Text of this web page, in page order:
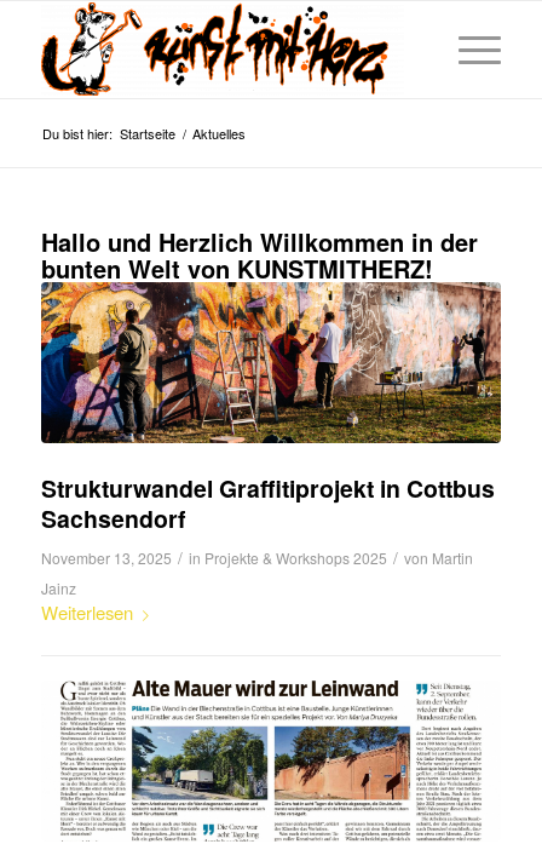
Du bist hier: Startseite / Aktuelles
Hallo und Herzlich Willkommen in der
bunten Welt von KUNSTMITHERZ!
Strukturwandel Graffitiprojekt in Cottbus
Sachsendorf
November 13, 2025 / in Projekte & Workshops 2025 / von Martin
Jainz
Weiterlesen